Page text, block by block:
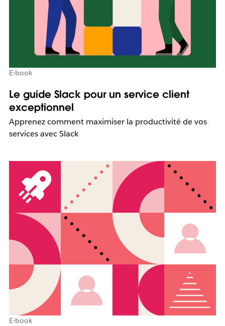
E-book
Le guide Slack pour un service client
exceptionnel
Apprenez comment maximiser la productivité de vos
services avec Slack
E-book